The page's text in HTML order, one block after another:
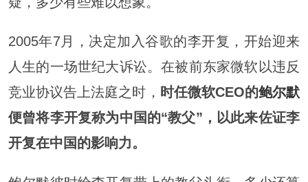
2005年7月，决定加入谷歌的李开复，开始迎来
人生的一场世纪大诉讼。在被前东家微软以违反
竞业协议告上法庭之时， 时任微软CEO的鲍尔默
便曾将李开复称为中国的“教父”，以此来佐证李
开复在中国的影响力。